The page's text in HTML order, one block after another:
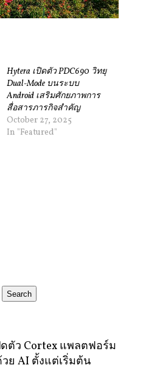
Hytera เปิดตัว PDC690 วิทยุ
Dual-Mode บนระบบ
Android เสริมศักยภาพการ
สื่อสารภารกิจสำคัญ
October 27, 2025
In "Featured"
Search
ตัว Cortex แพลตฟอร์ม
ย AI ตั้งแต่เริ่มต้น